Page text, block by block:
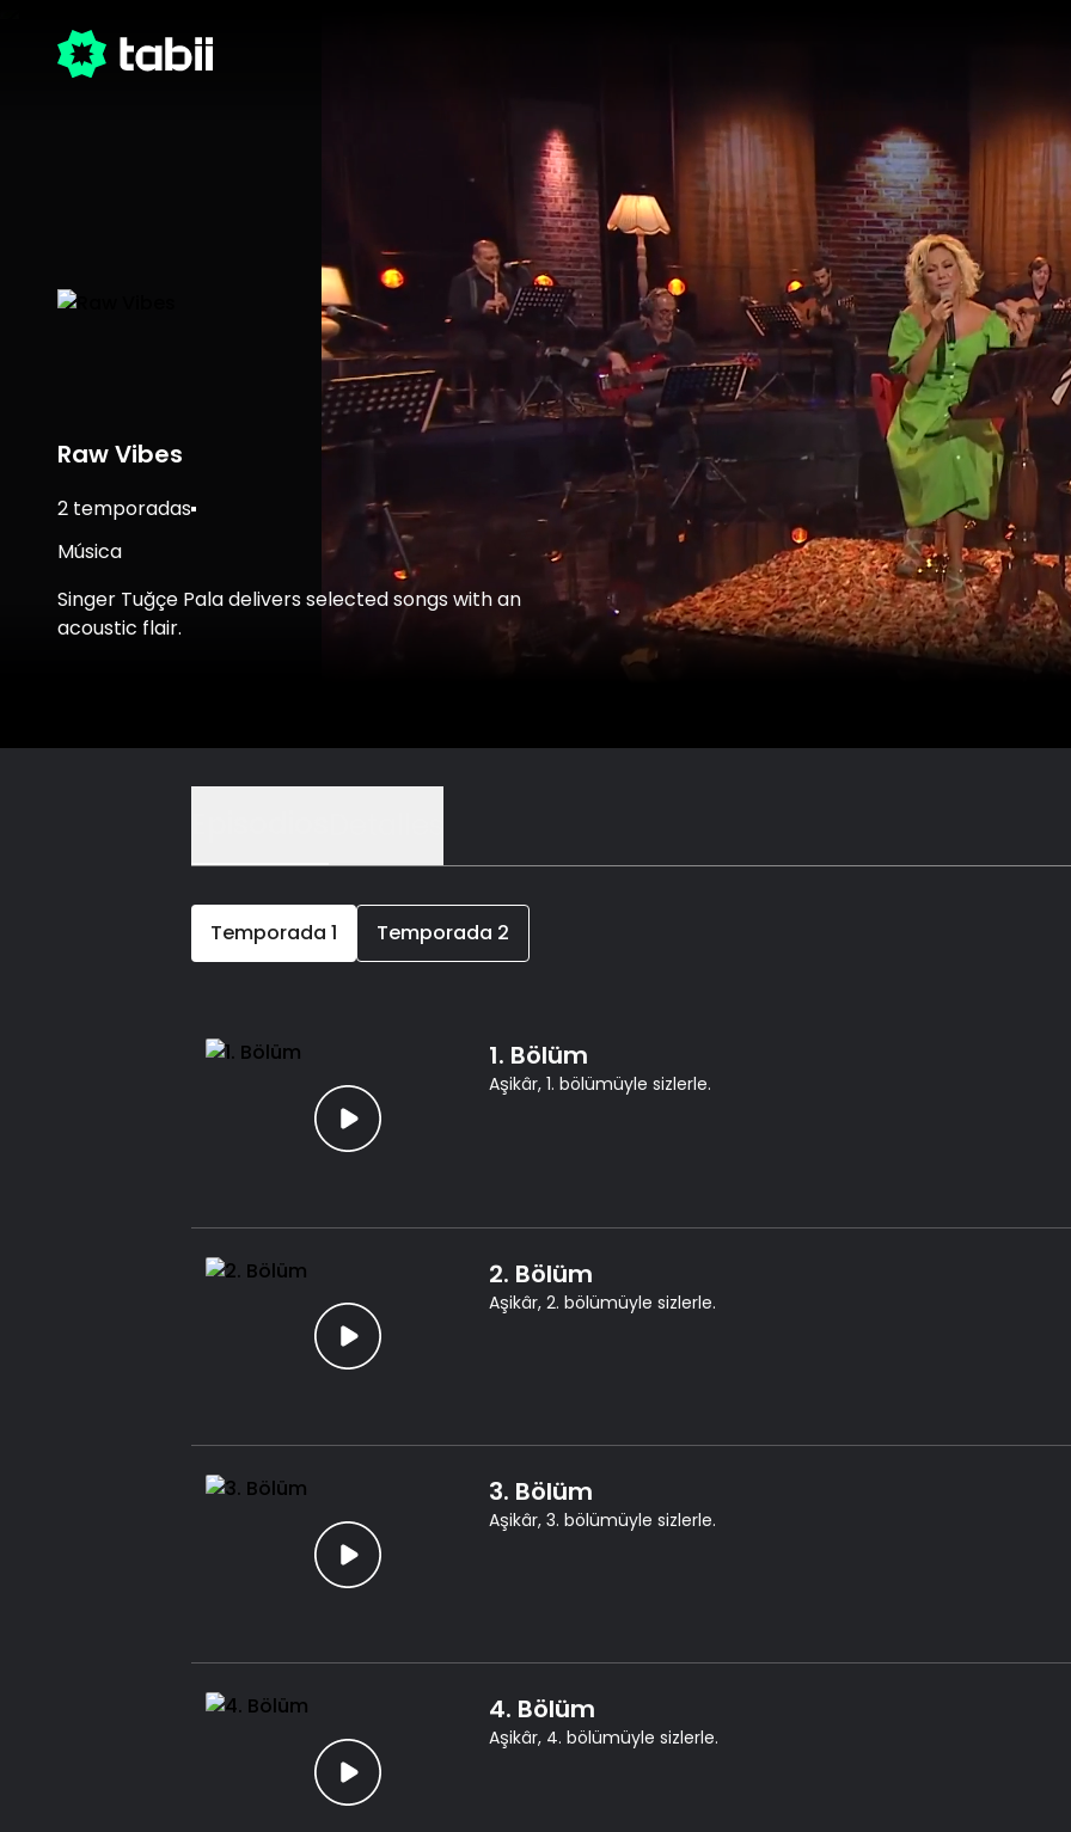
Raw Vibes
2 temporadas
Música
Singer Tuğçe Pala delivers selected songs with an
acoustic flair.
Temporada 1 Temporada 2
1. Bölüm
Aşikâr, 1. bölümüyle sizlerle.
2. Bölüm
Aşikâr, 2. bölümüyle sizlerle.
3. Bölüm
Aşikâr, 3. bölümüyle sizlerle.
4. Bölüm
Aşikâr, 4. bölümüyle sizlerle.